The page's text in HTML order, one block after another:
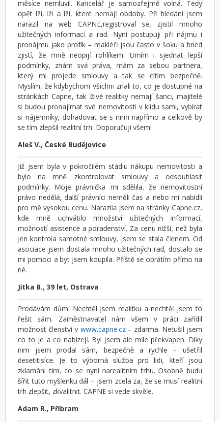
měsíce nemluvil. Kancelář je samozřejmě volná. Tedy
opět lži, lži a lži, které nemají obdoby. Při hledání jsem
narazil na web CAPNE,registroval se, zjistil mnoho
užitečných informací a rad. Nyní postupuji při nájmu i
pronájmu jako profík – makléři jsou často v šoku a hned
zjistí, že mně neopijí rohlíkem. Umím i sjednat lepší
podmínky, znám svá práva, mám za sebou partnera,
který mi projede smlouvy a tak se cítím bezpečně.
Myslím, že kdybychom všichni znali to, co je dostupné na
stránkách Capne, tak lživé realitky nemají šanci, majitelé
si budou pronajímat své nemovitosti v klidu sami, vybírat
si nájemníky, dohadovat se s nimi napřímo a celkově by
se tím zlepšil realitní trh. Doporučuji všem!
Aleš V., České Budějovice
Již jsem byla v pokročilém stádiu nákupu nemovitosti a
bylo na mně zkontrolovat smlouvy a odsouhlasit
podmínky. Moje právnička mi sdělila, že nemovitostní
právo nedělá, další právníci neměli čas a nebo mi nabídli
pro mě vysokou cenu. Narazila jsem na stránky Capne.cz,
kde mně uchvátilo množství užitečných informací,
možností asistence a poradenství. Za cenu nižší, než byla
jen kontrola samotné smlouvy, jsem se stala členem. Od
asociace jsem dostala mnoho užitečných rad, dostalo se
mi pomoci a byt jsem koupila. Příště se obrátím přímo na
ně.
Jitka B., 39 let, Ostrava
Prodávám dům. Nechtěl jsem realitku a nechtěl jsem to
řešit sám. Zaměstnavatel nám všem v práci zařídil
možnost členství v www.capne.cz– zdarma. Netušil jsem
co to je a co nabízejí. Byl jsem ale mile překvapen. Díky
nim jsem prodal sám, bezpečně a rychle – ušetřil
desetitisíce. Je to výborná služba pro lidi, kteří jsou
zklamáni tím, co se nyní narealitním trhu. Osobně budu
šířit tuto myšlenku dál – jsem zcela za, že se musí realitní
trh zlepšit, zkvalitnit. CAPNE si vede skvěle.
Adam R., Příbram